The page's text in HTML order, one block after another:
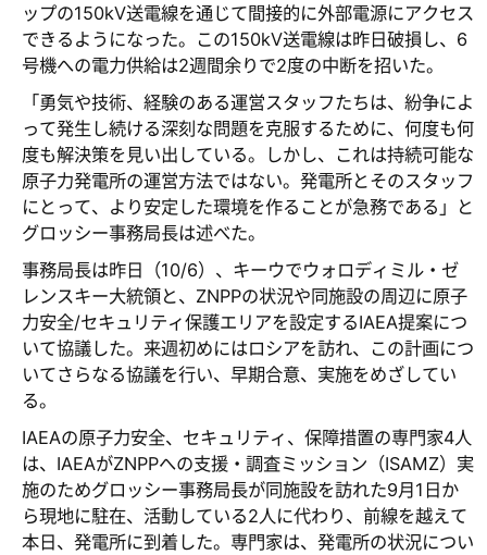
ップの150kV送電線を通じて間接的に外部電源にアクセス
できるようになった。この150kV送電線は昨日破損し、6
号機への電力供給は2週間余りで2度の中断を招いた。
「勇気や技術、経験のある運営スタッフたちは、紛争によ
って発生し続ける深刻な問題を克服するために、何度も何
度も解決策を見い出している。しかし、これは持続可能な
原子力発電所の運営方法ではない。発電所とそのスタッフ
にとって、より安定した環境を作ることが急務である」と
グロッシー事務局長は述べた。
事務局長は昨日（10/6）、キーウでウォロディミル・ゼ
レンスキー大統領と、ZNPPの状況や同施設の周辺に原子
力安全/セキュリティ保護エリアを設定するIAEA提案につ
いて協議した。来週初めにはロシアを訪れ、この計画につ
いてさらなる協議を行い、早期合意、実施をめざしてい
る。
IAEAの原子力安全、セキュリティ、保障措置の専門家4人
は、IAEAがZNPPへの支援・調査ミッション（ISAMZ）実
施のためグロッシー事務局長が同施設を訪れた9月1日か
ら現地に駐在、活動している2人に代わり、前線を越えて
本日、発電所に到着した。専門家は、発電所の状況につい